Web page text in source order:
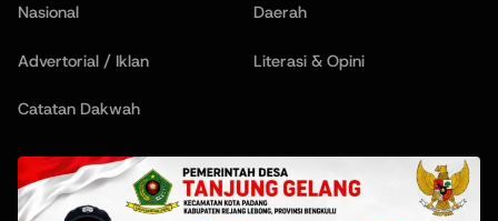
Nasional Daerah
Advertorial / Iklan Literasi & Opini
Catatan Dakwah